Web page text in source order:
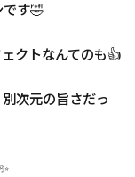
です🤣
クトなんてのも👍
次元の旨さだっ